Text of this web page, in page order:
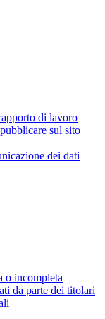
di lavoro
sul sito
dei dati
o incompleta
da parte dei titolari